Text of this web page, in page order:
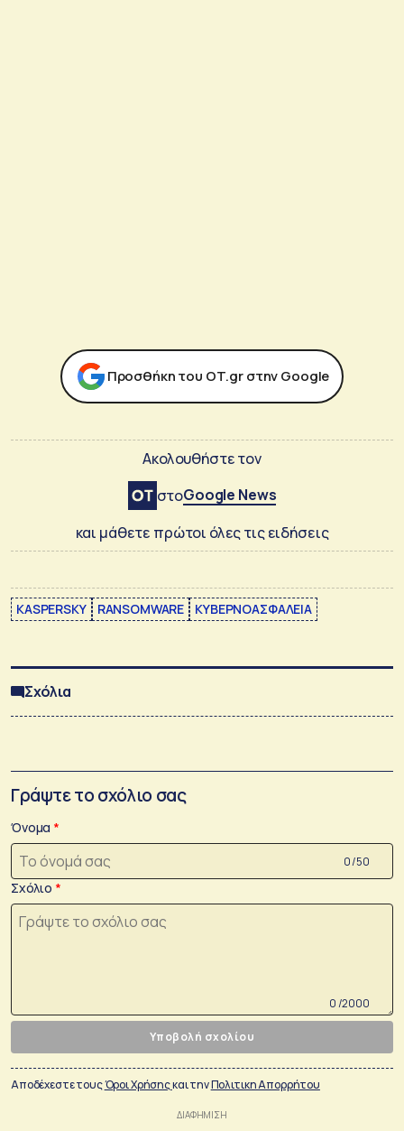
Προσθήκη του ΟΤ.gr στην Google
Ακολουθήστε τον
στοGoogle News
και μάθετε πρώτοι όλες τις ειδήσεις
KASPERSKY RANSOMWARE ΚΥΒΕΡΝΟΑΣΦΑΛΕΙΑ
Σχόλια
Γράψτε το σχόλιο σας
Όνομα
0 /50
Σχόλιο
0 /2000
Υποβολή σχολίου
Αποδέχεστε τουςΌροι Χρήσηςκαι τηνΠολιτικη Απορρήτου